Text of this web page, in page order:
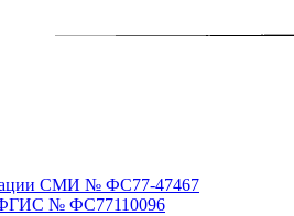
СМИ № ФС77-47467
ФГИС № ФС77110096